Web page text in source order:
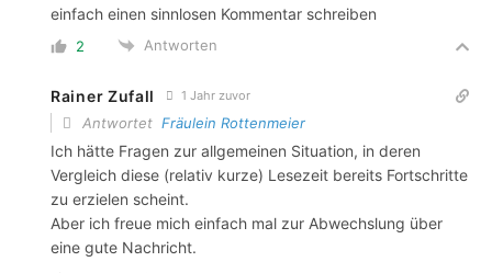
einfach einen sinnlosen Kommentar schreiben
2 Antworten
Rainer Zufall 1 Jahr zuvor
Antwortet Fräulein Rottenmeier
Ich hätte Fragen zur allgemeinen Situation, in deren
Vergleich diese (relativ kurze) Lesezeit bereits Fortschritte
zu erzielen scheint.
Aber ich freue mich einfach mal zur Abwechslung über
eine gute Nachricht.